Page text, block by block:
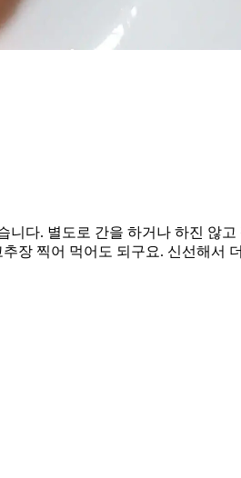
니다. 별도로 간을 하거나 하진 않
장 찍어 먹어도 되구요. 신선해서